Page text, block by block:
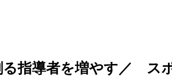
る指導者を増やす／ ス